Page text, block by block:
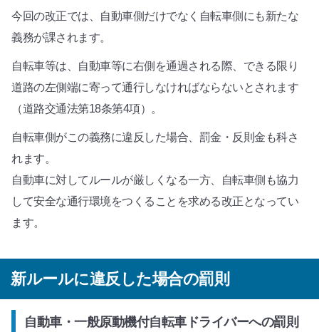
今回の改正では、自動車側だけでなく自転車側にも新たな
義務が課されます。
自転車等は、自動車等に右側を通過される際、できる限り
道路の左側端に寄って通行しなければならないとされます
（道路交通法第18条第4項）。
自転車側がこの義務に違反した場合、罰金・反則金も科さ
れます。
自動車に対してルールが厳しくなる一方、自転車側も協力
して安全な通行環境をつくることを求める改正となってい
ます。
新ルールに違反した場合の罰則
自動車・一般原動機付自転車ドライバーへの罰則